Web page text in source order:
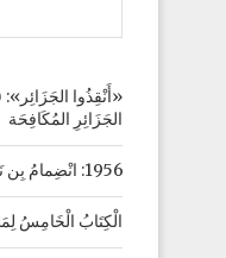
الجَزَائِرِ المُكَافِحَة
1956: انْضِمامُ بِن نَبِي إِلى جَبْهَةِ التَّحْرِيرِ الوَطَنِيِّ
الْكِتَابُ الْخَامِسُ